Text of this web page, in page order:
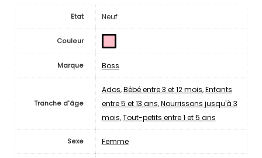
Etat Neuf
Couleur
Marque Boss
Tranche d'âge
Ados,Bébé entre 3 et 12 mois,Enfants
entre 5 et 13 ans,Nourrissons jusqu'à 3
mois,Tout-petits entre 1 et 5 ans
Sexe Femme